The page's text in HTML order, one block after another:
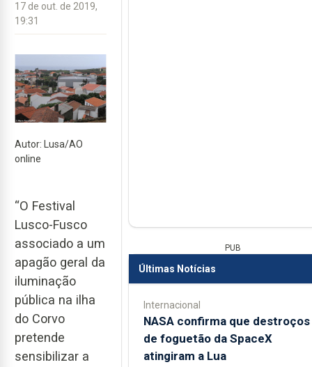
17 de out. de 2019,
19:31
Autor: Lusa/AO
online
“O Festival
Lusco-Fusco
associado a um
apagão geral da
iluminação
pública na ilha
do Corvo
pretende
sensibilizar a
PUB
Últimas Notícias
Internacional
NASA confirma que destroços
de foguetão da SpaceX
atingiram a Lua